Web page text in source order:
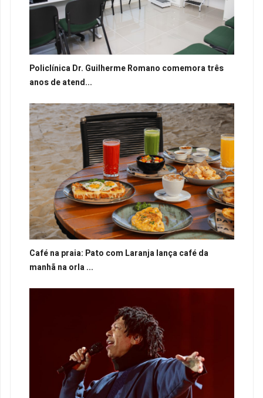
Policlínica Dr. Guilherme Romano comemora três
anos de atend...
Café na praia: Pato com Laranja lança café da
manhã na orla ...